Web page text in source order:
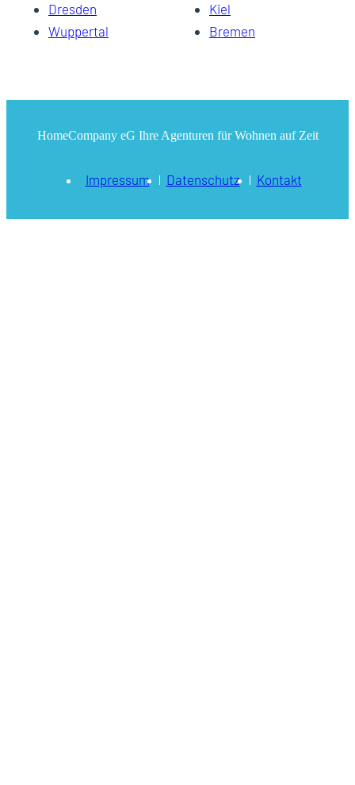
Dresden
Kiel
Wuppertal
Bremen
HomeCompany eG Ihre Agenturen für Wohnen auf Zeit
Impressum Datenschutz Kontakt